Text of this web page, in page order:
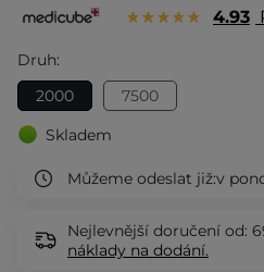
4.93
Druh:
2000
7500
Skladem
Můžeme odeslat již:v
Nejlevnější doručení od:
náklady na dodání.